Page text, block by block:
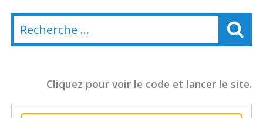
Cliquez pour voir le code et lancer le site.